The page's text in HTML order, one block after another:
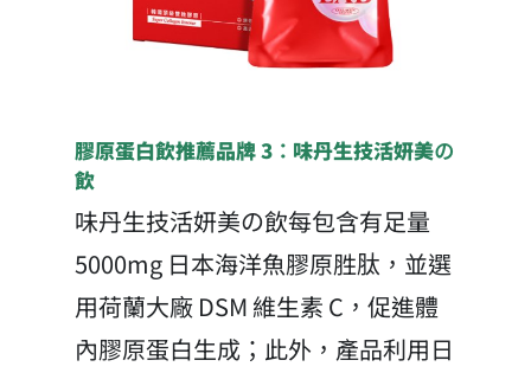
膠原蛋白飲推薦品牌 3：味丹生技活妍美の
飲
味丹生技活妍美の飲每包含有足量
5000mg 日本海洋魚膠原胜肽，並選
用荷蘭大廠 DSM 維生素 C，促進體
內膠原蛋白生成；此外，產品利用日